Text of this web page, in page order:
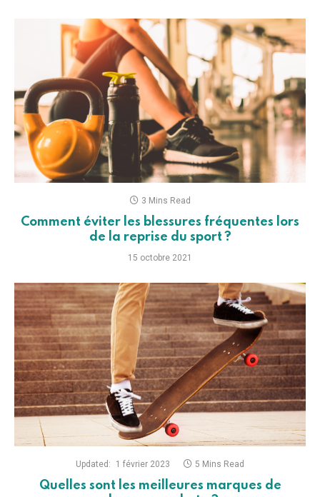
3 Mins Read
Comment éviter les blessures fréquentes lors
de la reprise du sport ?
15 octobre 2021
Updated: 1 février 2023 5 Mins Read
Quelles sont les meilleures marques de